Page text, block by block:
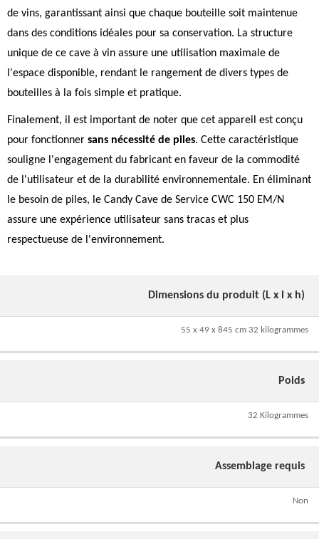
de vins, garantissant ainsi que chaque bouteille soit maintenue
dans des conditions idéales pour sa conservation. La structure
unique de ce cave à vin assure une utilisation maximale de
l'espace disponible, rendant le rangement de divers types de
bouteilles à la fois simple et pratique.
Finalement, il est important de noter que cet appareil est conçu
pour fonctionner sans nécessité de piles. Cette caractéristique
souligne l'engagement du fabricant en faveur de la commodité
de l'utilisateur et de la durabilité environnementale. En éliminant
le besoin de piles, le Candy Cave de Service CWC 150 EM/N
assure une expérience utilisateur sans tracas et plus
respectueuse de l'environnement.
Dimensions du produit (L x l x h)
55 x 49 x 845 cm 32 kilogrammes
Poids
32 Kilogrammes
Assemblage requis
Non